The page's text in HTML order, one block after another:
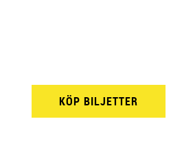
KÖP BILJETTER